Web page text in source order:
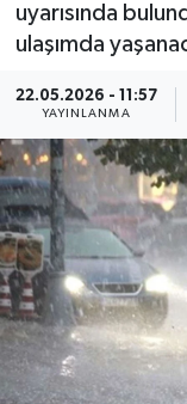
uyarısında
ulaşımda
22.05.2026 - 11:57
YAYINLANMA
Yaşam
Asayiş
Dünya
Eğitim
Sağlık
Magazin
Turizm
Son Dakika
Haber Arşivi